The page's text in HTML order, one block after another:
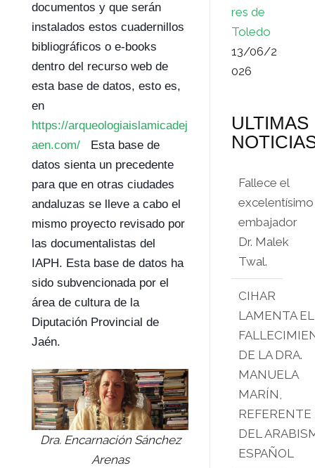
documentos y que serán
instalados estos cuadernillos
bibliográficos o e-books
dentro del recurso web de
esta base de datos, esto es,
en
https://arqueologiaislamicadej
aen.com/Esta base de
datos sienta un precedente
para que en otras ciudades
andaluzas se lleve a cabo el
mismo proyecto revisado por
las documentalistas del
IAPH. Esta base de datos ha
sido subvencionada por el
área de cultura de la
Diputación Provincial de
Jaén.
Dra. Encarnación Sánchez
Arenas
res de
Toledo
13/06/2
026
ULTIMAS
Fallece el
excelentísimo
embajador
Dr. Malek
Twal.
CIHAR
LAMENTA EL
DE LA DRA.
MANUELA
MARÍN,
REFERENTE
DEL
ESPAÑOL